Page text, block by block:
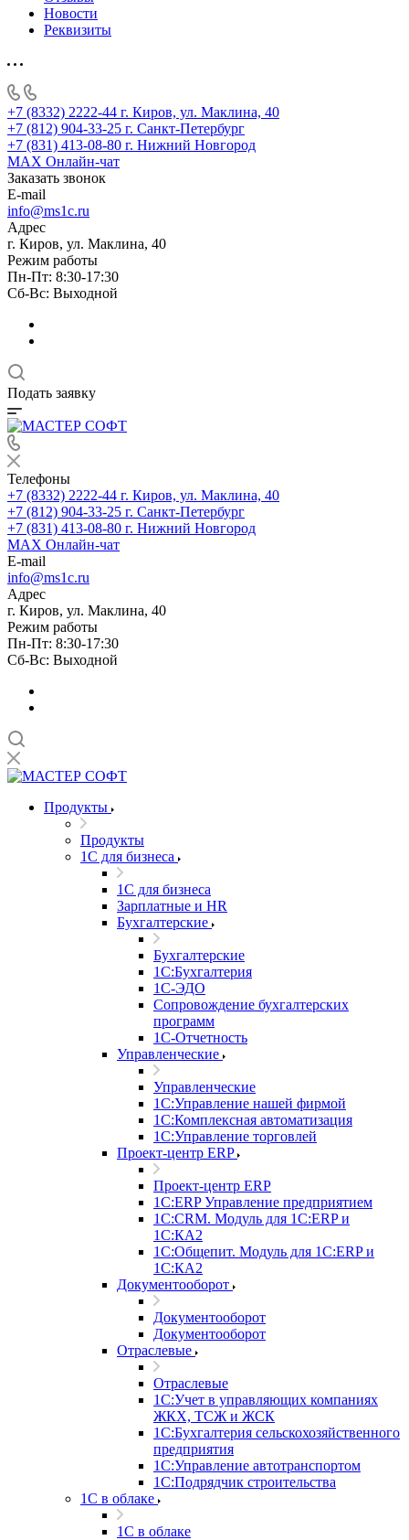
Новости
Реквизиты
+7 (8332) 2222-44 г. Киров, ул. Маклина, 40
+7 (812) 904-33-25 г. Санкт-Петербург
+7 (831) 413-08-80 г. Нижний Новгород
MAX Онлайн-чат
Заказать звонок
E-mail
info@ms1c.ru
Адрес
г. Киров, ул. Маклина, 40
Режим работы
Пн-Пт: 8:30-17:30
Cб-Вс: Выходной
Подать заявку
Телефоны
+7 (8332) 2222-44 г. Киров, ул. Маклина, 40
+7 (812) 904-33-25 г. Санкт-Петербург
+7 (831) 413-08-80 г. Нижний Новгород
MAX Онлайн-чат
E-mail
info@ms1c.ru
Адрес
г. Киров, ул. Маклина, 40
Режим работы
Пн-Пт: 8:30-17:30
Cб-Вс: Выходной
Продукты
Продукты
1С для бизнеса
1С для бизнеса
Зарплатные и HR
Бухгалтерские
Бухгалтерские
1С:Бухгалтерия
1С-ЭДО
Сопровождение бухгалтерских
программ
1С-Отчетность
Управленческие
Управленческие
1С:Управление нашей фирмой
1С:Комплексная автоматизация
1С:Управление торговлей
Проект-центр ERP
Проект-центр ERP
1С:ERP Управление предприятием
1С:CRM. Модуль для 1С:ERP и
1С:КА2
1С:Общепит. Модуль для 1С:ERP и
1С:КА2
Документооборот
Документооборот
Документооборот
Отраслевые
Отраслевые
1С:Учет в управляющих компаниях
ЖКХ, ТСЖ и ЖСК
1С:Бухгалтерия сельскохозяйственного
предприятия
1С:Управление автотранспортом
1С:Подрядчик строительства
1C в облаке
1C в облаке